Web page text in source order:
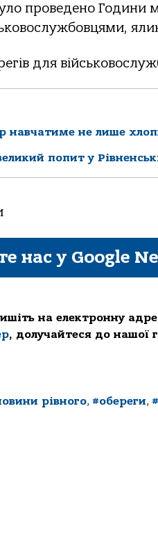
проведено Години
для
навчатиме не лише
попит у
нас у Google
на електронну
, долучайтеся до нашої
рівного, #обереги,